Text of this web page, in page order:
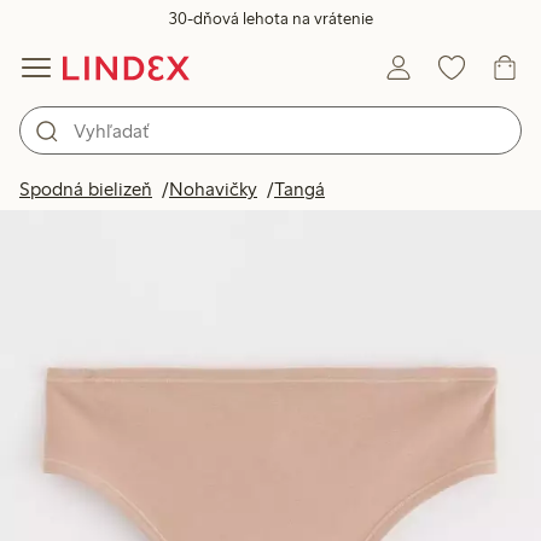
30-dňová lehota na vrátenie
Spodná bielizeň Nohavičky Tangá